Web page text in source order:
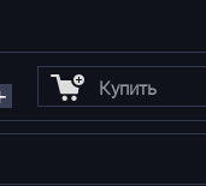
Купить